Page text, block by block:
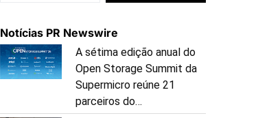
Notícias PR Newswire
A sétima edição anual do
Open Storage Summit da
Supermicro reúne 21
parceiros do…